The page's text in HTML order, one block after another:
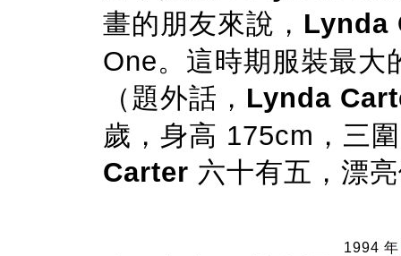
畫的朋友來說， Lynda
One。這時期服裝最大
（題外話， Lynda
歲，身高 175cm，三
Carter 六十有五，漂
1994 年